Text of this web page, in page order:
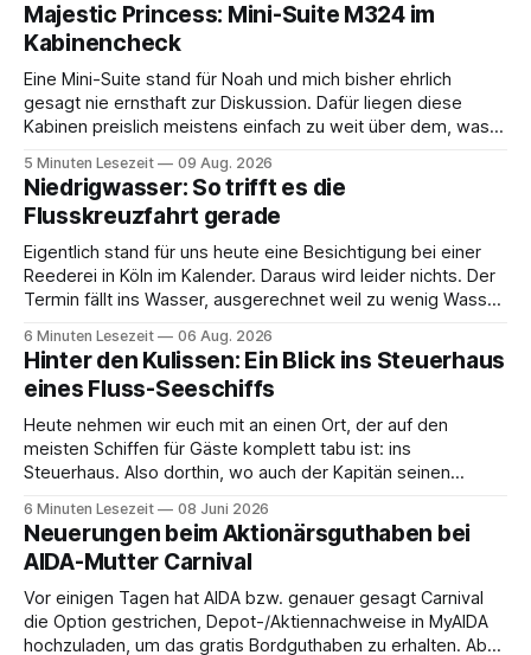
Majestic Princess: Mini-Suite M324 im
Kabinencheck
Eine Mini-Suite stand für Noah und mich bisher ehrlich
gesagt nie ernsthaft zur Diskussion. Dafür liegen diese
Kabinen preislich meistens einfach zu weit über dem, was
und investieren das gesparte Geld lieber in Ausflüge, gutes
Essen oder in den
5 Minuten Lesezeit 09 Aug. 2026
Niedrigwasser: So trifft es die
Flusskreuzfahrt gerade
Eigentlich stand für uns heute eine Besichtigung bei einer
Reederei in Köln im Kalender. Daraus wird leider nichts. Der
Termin fällt ins Wasser, ausgerechnet weil zu wenig Wasser
und fahren mit Thurgau Travel die Donau hinunter Richtung
Budapest. Auch
6 Minuten Lesezeit 06 Aug. 2026
Hinter den Kulissen: Ein Blick ins Steuerhaus
eines Fluss-Seeschiffs
Heute nehmen wir euch mit an einen Ort, der auf den
meisten Schiffen für Gäste komplett tabu ist: ins
Steuerhaus. Also dorthin, wo auch der Kapitän seinen
Saxonia ging es zur Mittagszeit von Mainz Richtung Koblenz
– und wir durften für ein
6 Minuten Lesezeit 08 Juni 2026
Neuerungen beim Aktionärsguthaben bei
AIDA-Mutter Carnival
Vor einigen Tagen hat AIDA bzw. genauer gesagt Carnival
die Option gestrichen, Depot-/Aktiennachweise in MyAIDA
hochzuladen, um das gratis Bordguthaben zu erhalten. Ab